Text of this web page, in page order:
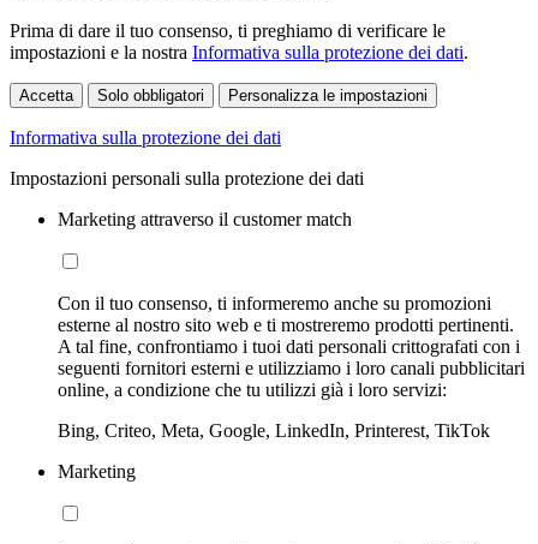
Prima di dare il tuo consenso, ti preghiamo di verificare le
impostazioni e la nostra Informativa sulla protezione dei dati.
Accetta Solo obbligatori Personalizza le impostazioni
Informativa sulla protezione dei dati
Impostazioni personali sulla protezione dei dati
Marketing attraverso il customer match
Con il tuo consenso, ti informeremo anche su promozioni
esterne al nostro sito web e ti mostreremo prodotti pertinenti.
A tal fine, confrontiamo i tuoi dati personali crittografati con i
seguenti fornitori esterni e utilizziamo i loro canali pubblicitari
online, a condizione che tu utilizzi già i loro servizi:
Bing, Criteo, Meta, Google, LinkedIn, Printerest, TikTok
Marketing